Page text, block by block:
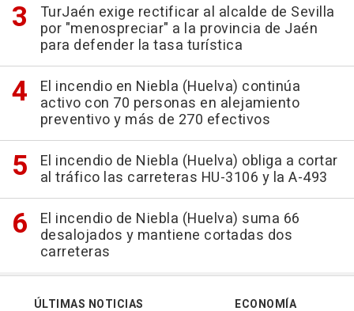
TurJaén exige rectificar al alcalde de Sevilla
por "menospreciar" a la provincia de Jaén
para defender la tasa turística
El incendio en Niebla (Huelva) continúa
activo con 70 personas en alejamiento
preventivo y más de 270 efectivos
El incendio de Niebla (Huelva) obliga a cortar
al tráfico las carreteras HU-3106 y la A-493
El incendio de Niebla (Huelva) suma 66
desalojados y mantiene cortadas dos
carreteras
ÚLTIMAS NOTICIAS
ECONOMÍA